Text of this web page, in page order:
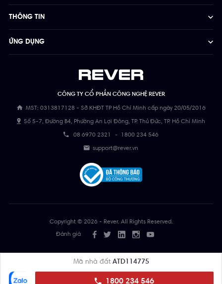
Mã nhà đất ATD114775
1800 234 546
CÔNG TY CỔ PHẦN CÔNG NGHỆ REVER
MST: 0313817128 - Sở KHĐT TP Hồ Chí Minh cấp ngày 20/05/2016
Số 5-7, Đường B4, Phường An Lợi Đông, TP. Thủ Đức, TP. Hồ Chí Minh
08 6970 2321 - 1800 234 546
support@rever.vn
THÔNG TIN
ỨNG DỤNG
Copyright © 2026 - Rever. All Rights Reserved.
Đánh giá